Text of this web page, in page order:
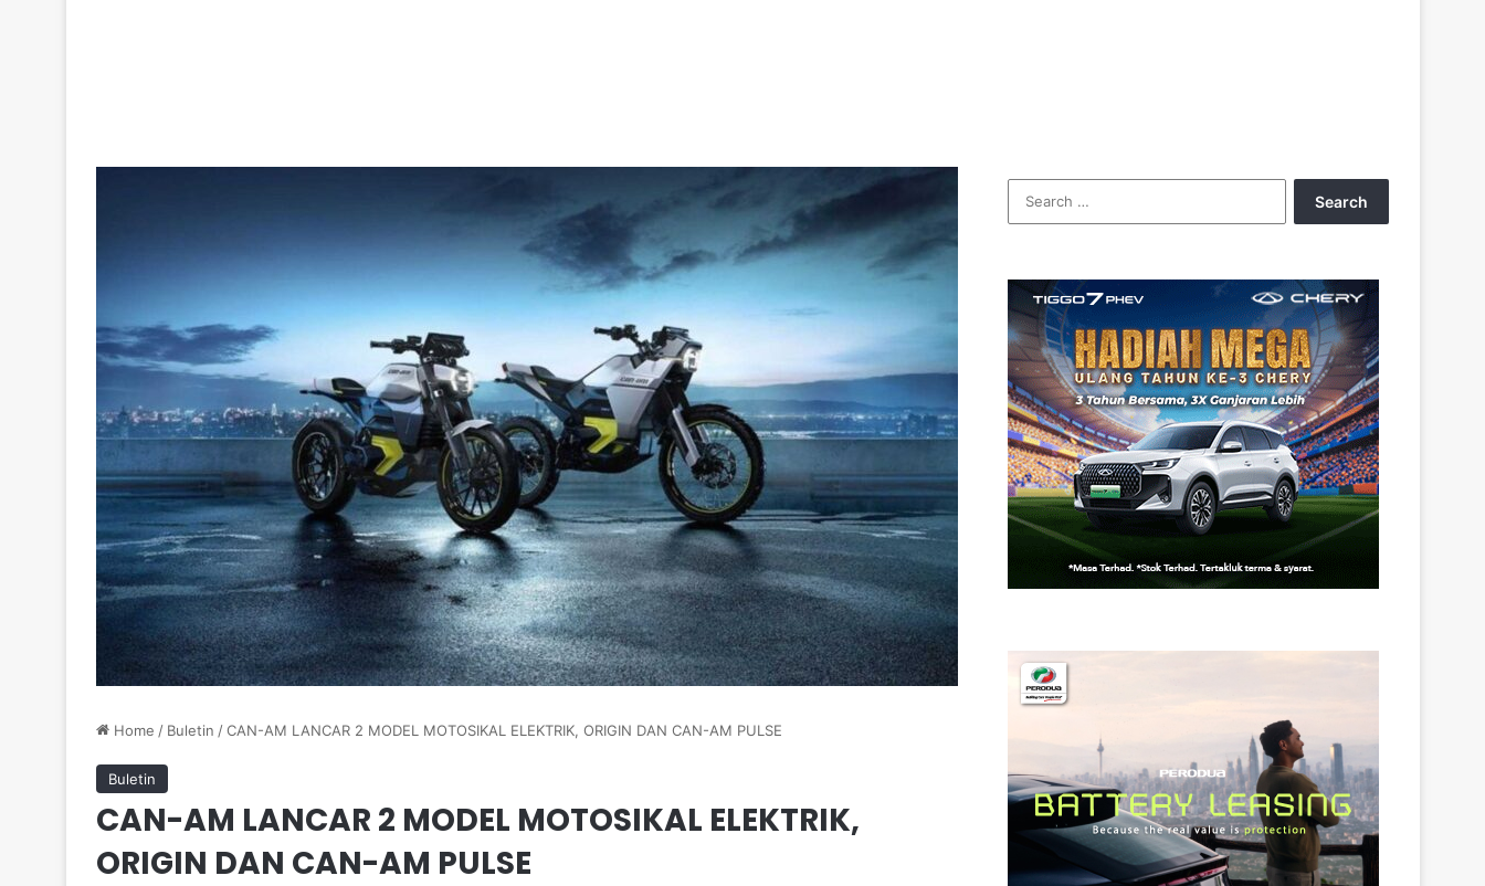
Home / Buletin /CAN-AM LANCAR 2 MODEL MOTOSIKAL ELEKTRIK, ORIGIN DAN CAN-AM PULSE
Buletin
CAN-AM LANCAR 2 MODEL MOTOSIKAL ELEKTRIK,
ORIGIN DAN CAN-AM PULSE